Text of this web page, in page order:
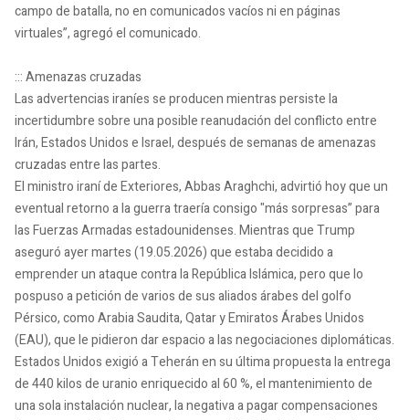
campo de batalla, no en comunicados vacíos ni en páginas
virtuales”, agregó el comunicado.
::: Amenazas cruzadas
Las advertencias iraníes se producen mientras persiste la
incertidumbre sobre una posible reanudación del conflicto entre
Irán, Estados Unidos e Israel, después de semanas de amenazas
cruzadas entre las partes.
El ministro iraní de Exteriores, Abbas Araghchi, advirtió hoy que un
eventual retorno a la guerra traería consigo "más sorpresas” para
las Fuerzas Armadas estadounidenses. Mientras que Trump
aseguró ayer martes (19.05.2026) que estaba decidido a
emprender un ataque contra la República Islámica, pero que lo
pospuso a petición de varios de sus aliados árabes del golfo
Pérsico, como Arabia Saudita, Qatar y Emiratos Árabes Unidos
(EAU), que le pidieron dar espacio a las negociaciones diplomáticas.
Estados Unidos exigió a Teherán en su última propuesta la entrega
de 440 kilos de uranio enriquecido al 60 %, el mantenimiento de
una sola instalación nuclear, la negativa a pagar compensaciones